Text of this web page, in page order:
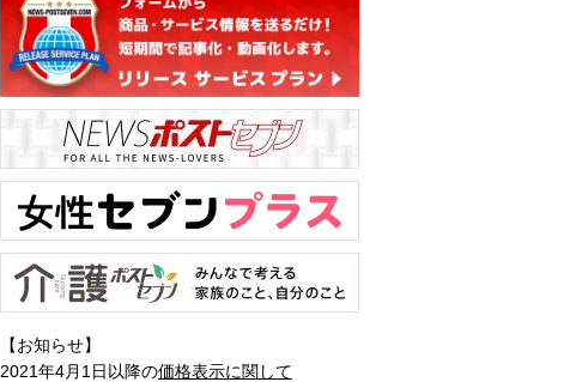
【お知らせ】
2021年4月1日以降の価格表示に関して